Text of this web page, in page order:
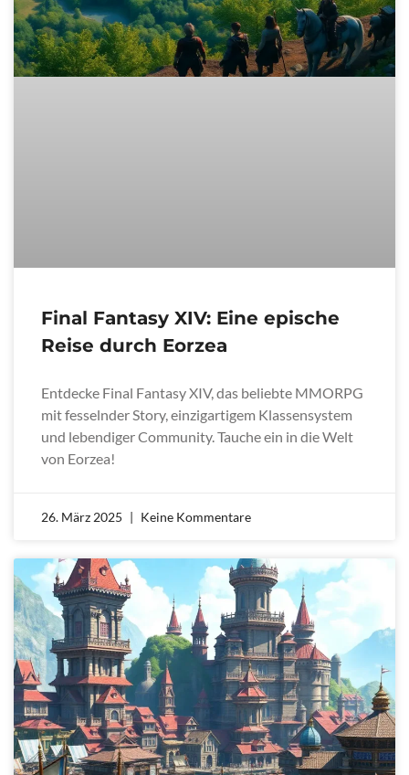
Final Fantasy XIV: Eine epische
Reise durch Eorzea
Entdecke Final Fantasy XIV, das beliebte MMORPG
mit fesselnder Story, einzigartigem Klassensystem
und lebendiger Community. Tauche ein in die Welt
von Eorzea!
26. März 2025 Keine Kommentare